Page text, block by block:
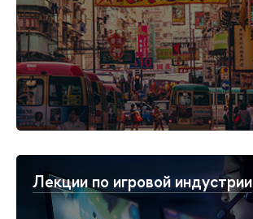
Лекции по игровой индустрии